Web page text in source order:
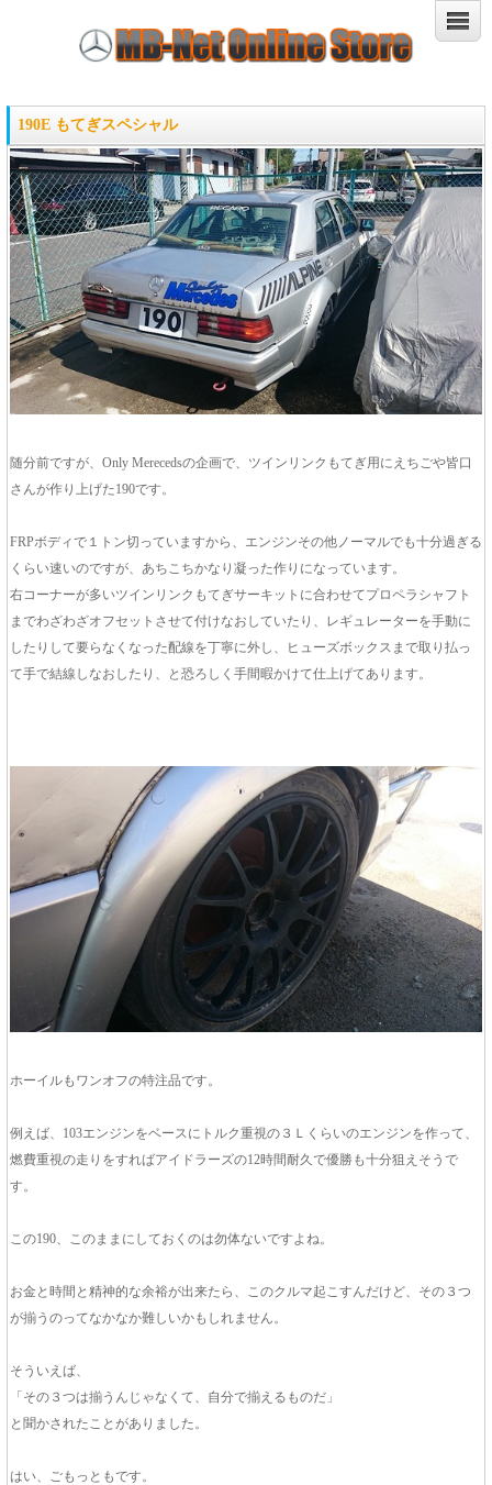
190E もてぎスペシャル
随分前ですが、Only Merecedsの企画で、ツインリンクもてぎ用にえちごや皆口
さんが作り上げた190です。
FRPボディで１トン切っていますから、エンジンその他ノーマルでも十分過ぎる
くらい速いのですが、あちこちかなり凝った作りになっています。
右コーナーが多いツインリンクもてぎサーキットに合わせてプロペラシャフト
までわざわざオフセットさせて付けなおしていたり、レギュレーターを手動に
したりして要らなくなった配線を丁寧に外し、ヒューズボックスまで取り払っ
て手で結線しなおしたり、と恐ろしく手間暇かけて仕上げてあります。
ホーイルもワンオフの特注品です。
例えば、103エンジンをベースにトルク重視の３Ｌくらいのエンジンを作って、
燃費重視の走りをすればアイドラーズの12時間耐久で優勝も十分狙えそうで
す。
この190、このままにしておくのは勿体ないですよね。
お金と時間と精神的な余裕が出来たら、このクルマ起こすんだけど、その３つ
が揃うのってなかなか難しいかもしれません。
そういえば、
「その３つは揃うんじゃなくて、自分で揃えるものだ」
と聞かされたことがありました。
はい、ごもっともです。